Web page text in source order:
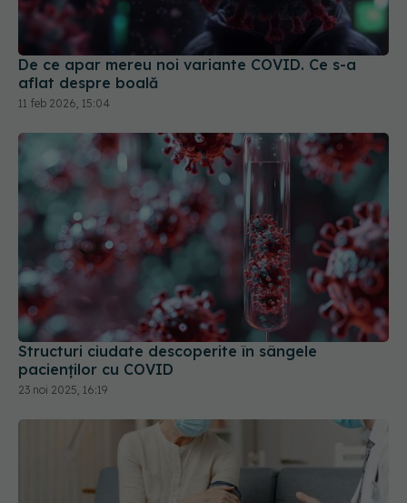
De ce apar mereu noi variante COVID. Ce s-a
aflat despre boală
11 feb 2026, 15:04
Structuri ciudate descoperite în sângele
pacienților cu COVID
23 noi 2025, 16:19